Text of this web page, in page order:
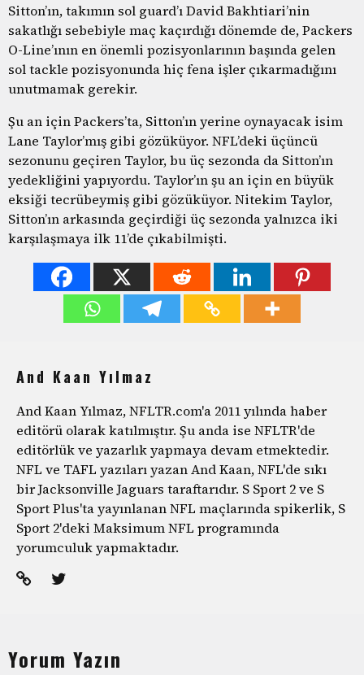
Sitton’ın, takımın sol guard’ı David Bakhtiari’nin
sakatlığı sebebiyle maç kaçırdığı dönemde de, Packers
O-Line’ının en önemli pozisyonlarının başında gelen
sol tackle pozisyonunda hiç fena işler çıkarmadığını
unutmamak gerekir.
Şu an için Packers’ta, Sitton’ın yerine oynayacak isim
Lane Taylor’mış gibi gözüküyor. NFL’deki üçüncü
sezonunu geçiren Taylor, bu üç sezonda da Sitton’ın
yedekliğini yapıyordu. Taylor’ın şu an için en büyük
eksiği tecrübeymiş gibi gözüküyor. Nitekim Taylor,
Sitton’ın arkasında geçirdiği üç sezonda yalnızca iki
karşılaşmaya ilk 11’de çıkabilmişti.
And Kaan Yılmaz
And Kaan Yılmaz, NFLTR.com'a 2011 yılında haber
editörü olarak katılmıştır. Şu anda ise NFLTR'de
editörlük ve yazarlık yapmaya devam etmektedir.
NFL ve TAFL yazıları yazan And Kaan, NFL'de sıkı
bir Jacksonville Jaguars taraftarıdır. S Sport 2 ve S
Sport Plus'ta yayınlanan NFL maçlarında spikerlik, S
Sport 2'deki Maksimum NFL programında
yorumculuk yapmaktadır.
Yorum Yazın